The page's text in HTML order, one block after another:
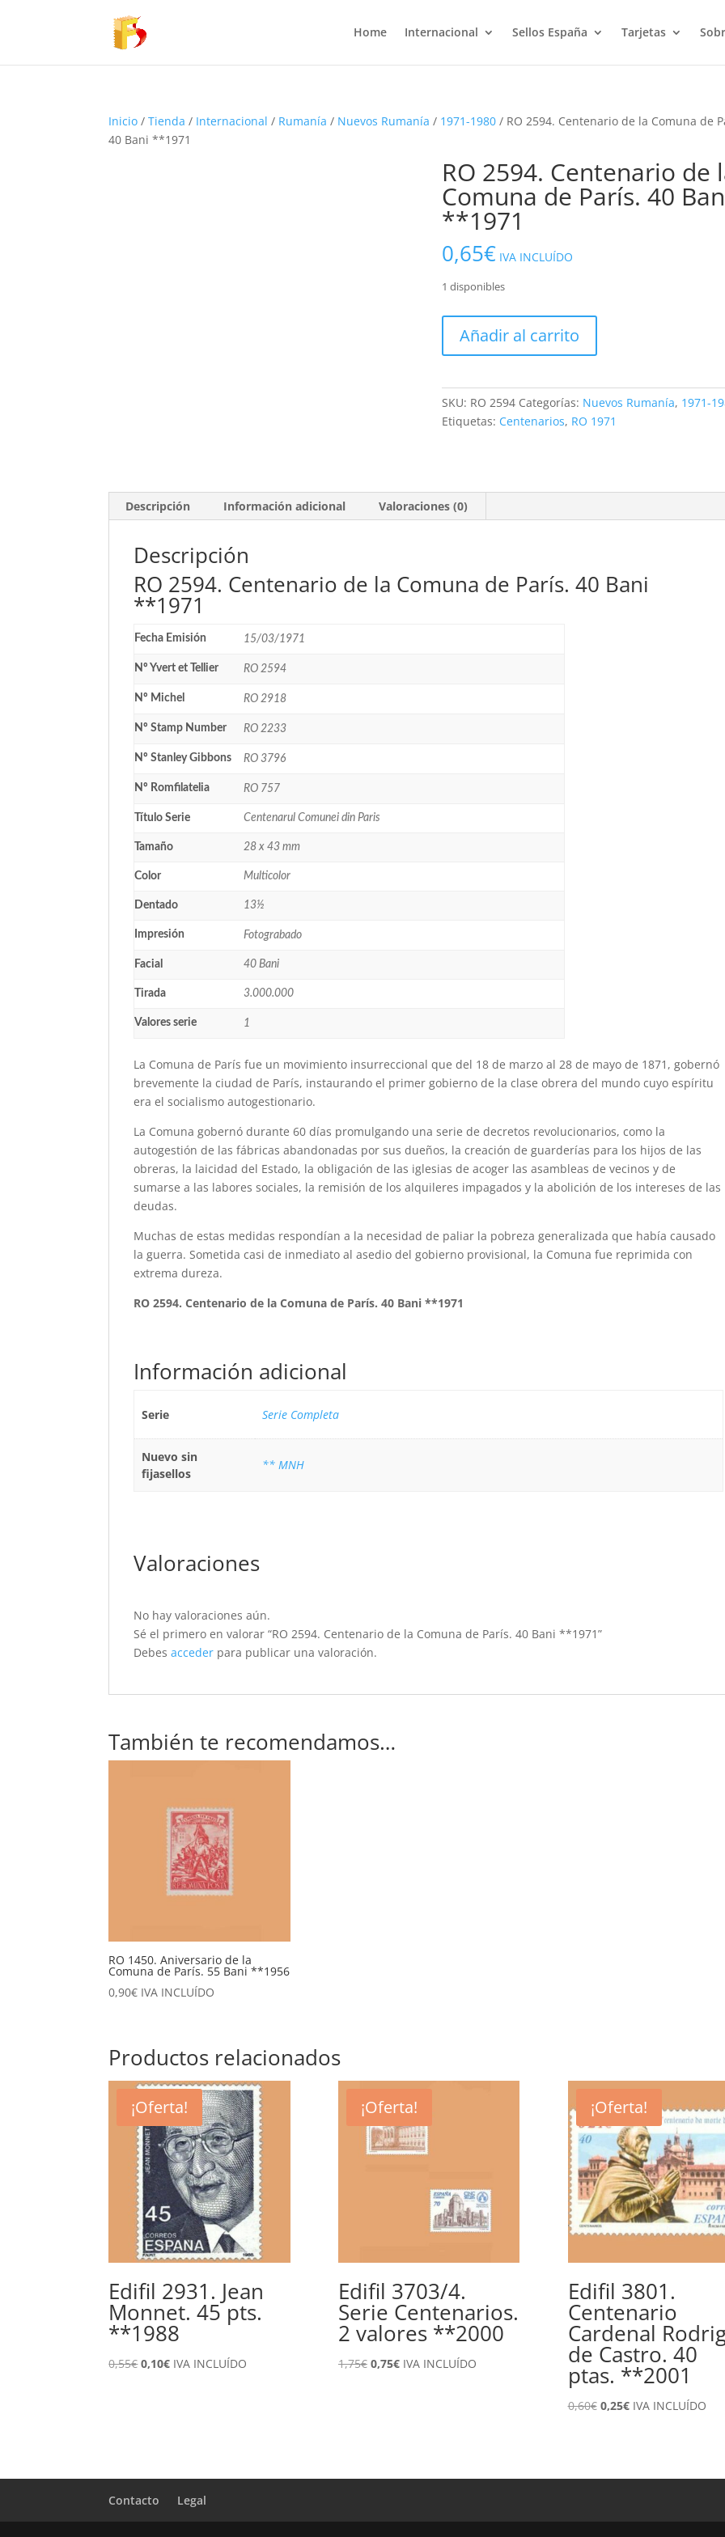
Home Internacional Sellos España Tarjetas
Inicio /Tienda / Internacional / Rumanía / Nuevos Rumanía / 1971-1980 / RO 2594. Centenario de la Comuna de
40 Bani **1971
RO 2594. Centenario de
Comuna de París. 40
**1971
0,65€ IVA INCLUÍDO
1 disponibles
2594.
Centenario
la
Comuna
Bani
**1971
Añadir al carrito
SKU: RO 2594 Categorías: Nuevos Rumanía, 1971-
Etiquetas: Centenarios, RO 1971
Descripción Información adicional Valoraciones (0)
Descripción
RO 2594. Centenario de la Comuna de París. 40 Bani
**1971
Fecha Emisión 15/03/1971
Nº Yvert et Tellier RO 2594
Nº Michel RO 2918
Nº Stamp Number RO 2233
Nº Stanley Gibbons RO 3796
Nº Romfilatelia RO 757
Título Serie Centenarul Comunei din Paris
Tamaño 28 x 43 mm
Color Multicolor
Dentado 13½
Impresión Fotograbado
Facial 40 Bani
Tirada 3.000.000
Valores serie 1
La Comuna de París fue un movimiento insurreccional que del 18 de marzo al 28 de mayo de 1871, gobernó
brevemente la ciudad de París, instaurando el primer gobierno de la clase obrera del mundo cuyo espíritu
era el socialismo autogestionario.
La Comuna gobernó durante 60 días promulgando una serie de decretos revolucionarios, como la
autogestión de las fábricas abandonadas por sus dueños, la creación de guarderías para los hijos de las
obreras, la laicidad del Estado, la obligación de las iglesias de acoger las asambleas de vecinos y de
sumarse a las labores sociales, la remisión de los alquileres impagados y la abolición de los intereses de las
deudas.
Muchas de estas medidas respondían a la necesidad de paliar la pobreza generalizada que había causado
la guerra. Sometida casi de inmediato al asedio del gobierno provisional, la Comuna fue reprimida con
extrema dureza.
RO 2594. Centenario de la Comuna de París. 40 Bani **1971
Información adicional
Serie Serie Completa
Nuevo sin
fijasellos
** MNH
Valoraciones
No hay valoraciones aún.
Sé el primero en valorar “RO 2594. Centenario de la Comuna de París. 40 Bani **1971”
Debesacceder para publicar una valoración.
También te recomendamos…
RO 1450. Aniversario de la
Comuna de París. 55 Bani **1956
0,90€ IVA INCLUÍDO
Productos relacionados
¡Oferta!
Edifil 2931. Jean
Monnet. 45 pts.
**1988
0,55€El
0,10€ElIVA INCLUÍDO
¡Oferta!
Edifil 3703/4.
Serie Centenarios.
2 valores **2000
1,75€ El
0,75€ElIVA INCLUÍDO
¡Oferta!
Edifil 3801.
Centenario
Cardenal
de Castro. 40
ptas. **2001
0,60€ El
0,60€.
0,25€El
0,25€.
IVA INCLUÍDO
Contacto Legal